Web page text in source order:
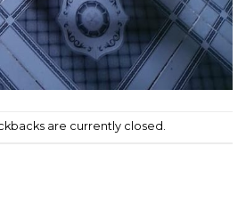
are currently closed.